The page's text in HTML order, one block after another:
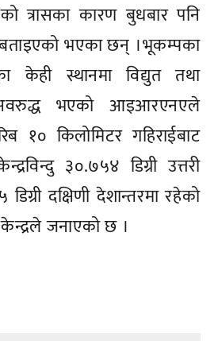
त्रासका कारण बुधबार पनि
बताइएको भएका छन् ।भूकम्पका
केही स्थानमा विद्युत तथा
भएको आइआरएनएले
१० किलोमिटर गहिराईबाट
३०.७५४ डिग्री उत्तरी
दक्षिणी देशान्तरमा रहेको
केन्द्रले जनाएको छ ।